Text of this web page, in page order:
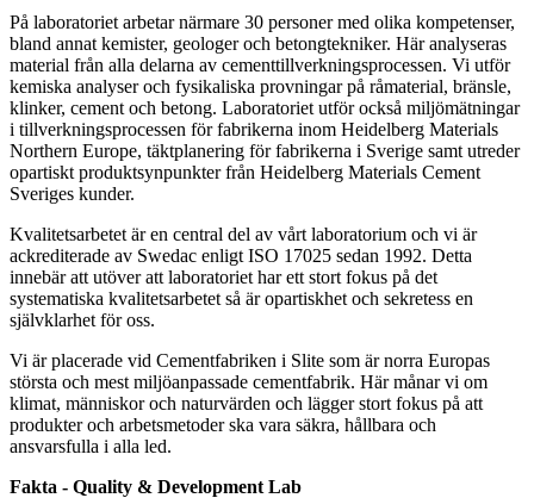
På laboratoriet arbetar närmare 30 personer med olika kompetenser,
bland annat kemister, geologer och betongtekniker. Här analyseras
material från alla delarna av cementtillverkningsprocessen. Vi utför
kemiska analyser och fysikaliska provningar på råmaterial, bränsle,
klinker, cement och betong. Laboratoriet utför också miljömätningar
i tillverkningsprocessen för fabrikerna inom Heidelberg Materials
Northern Europe, täktplanering för fabrikerna i Sverige samt utreder
opartiskt produktsynpunkter från Heidelberg Materials Cement
Sveriges kunder.
Kvalitetsarbetet är en central del av vårt laboratorium och vi är
ackrediterade av Swedac enligt ISO 17025 sedan 1992. Detta
innebär att utöver att laboratoriet har ett stort fokus på det
systematiska kvalitetsarbetet så är opartiskhet och sekretess en
självklarhet för oss.
Vi är placerade vid Cementfabriken i Slite som är norra Europas
största och mest miljöanpassade cementfabrik. Här månar vi om
klimat, människor och naturvärden och lägger stort fokus på att
produkter och arbetsmetoder ska vara säkra, hållbara och
ansvarsfulla i alla led.
Fakta - Quality & Development Lab